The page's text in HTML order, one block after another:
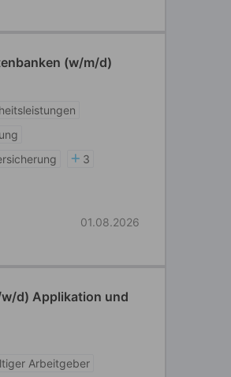
(w/m/d)
3
01.08.2026
d) Applikation und
Arbeitgeber